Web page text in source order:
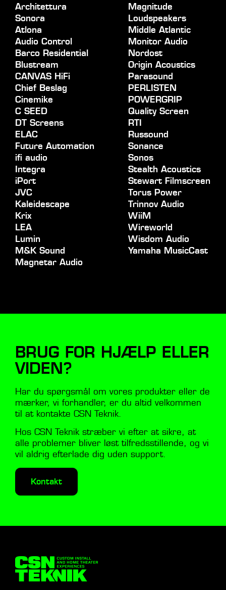
Architettura
Sonora
Atlona
Audio Control
Barco Residential
Blustream
CANVAS HiFi
Chief Beslag
Cinemike
C SEED
DT Screens
ELAC
Future Automation
ifi audio
Integra
iPort
JVC
Kaleidescape
Krix
LEA
Lumin
M&K Sound
Magnetar Audio
Magnitude
Loudspeakers
Middle Atlantic
Monitor Audio
Nordost
Origin Acoustics
Parasound
PERLISTEN
POWERGRIP
Quality Screen
RTI
Russound
Sonance
Sonos
Stealth Acoustics
Stewart Filmscreen
Torus Power
Trinnov Audio
WiiM
Wireworld
Wisdom Audio
Yamaha MusicCast
BRUG FOR HJÆLP ELLER
VIDEN?
Har du spørgsmål om vores produkter eller de
mærker, vi forhandler, er du altid velkommen
til at kontakte CSN Teknik.
Hos CSN Teknik stræber vi efter at sikre, at
alle problemer bliver løst tilfredsstillende, og vi
vil aldrig efterlade dig uden support.
Kontakt